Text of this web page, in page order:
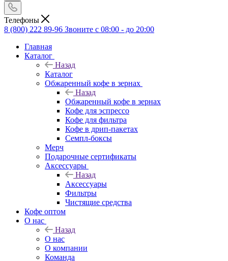
Телефоны
8 (800) 222 89-96 Звоните с 08:00 - до 20:00
Главная
Каталог
Назад
Каталог
Обжаренный кофе в зернах
Назад
Обжаренный кофе в зернах
Кофе для эспрессо
Кофе для фильтра
Кофе в дрип-пакетах
Семпл-боксы
Мерч
Подарочные сертификаты
Аксессуары
Назад
Аксессуары
Фильтры
Чистящие средства
Кофе оптом
О нас
Назад
О нас
О компании
Команда